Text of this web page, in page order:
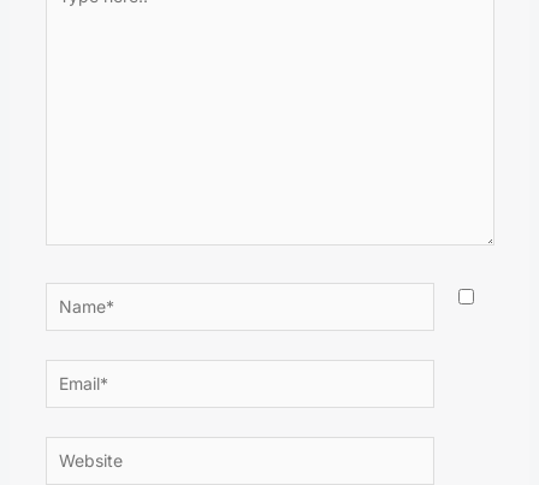
here..
Name*
Email*
Website